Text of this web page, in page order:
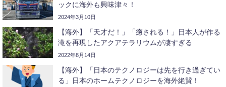
ックに海外も興味津々！
2024年3月10日
【海外】「天才だ！」「癒される！」日本人が作る
滝を再現したアクアテラリウムが凄すぎる
2022年8月14日
【海外】「日本のテクノロジーは先を行き過ぎてい
る」日本のホームテクノロジーを海外絶賛！